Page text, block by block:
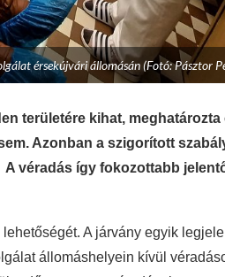
érsekújvári állomásán (Fotó: Pásztor
területére kihat,
Azonban a szigorított
véradás így fokozottabb
A járvány egyik
állomáshelyein kívül